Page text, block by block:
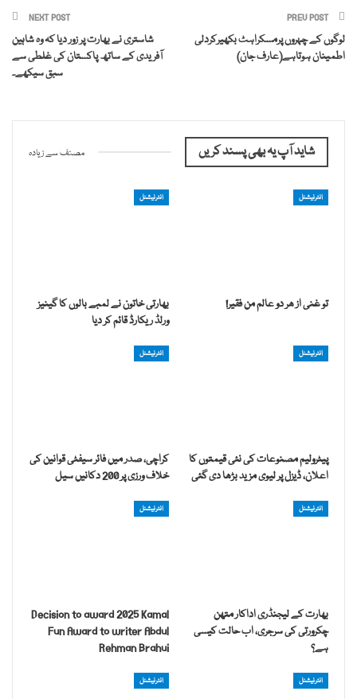
PREV POST
لوگوں کے چہروں پرمسکراہٹ بکھیرکردلی
اطمینان ہوتاہے(عارف جان)
NEXT POST
شاستری نے بھارت پر زور دیا کہ وہ شاہین
آفریدی کے ساتھ پاکستان کی غلطی سے
سبق سیکھے۔
شاید آپ یہ بھی پسند کریں مصنف سے زیادہ
انٹرنیشنل
تو غنی از ھر دو عالم من فقیر!
انٹرنیشنل
بھارتی خاتون نے لمبے بالوں کا گینیز
ورلڈ ریکارڈ قائم کر دیا
انٹرنیشنل
پیٹرولیم مصنوعات کی نئی قیمتوں کا
اعلان، ڈیزل پر لیوی مزید بڑھا دی گئی
انٹرنیشنل
کراچی، صدر میں فائر سیفٹی قوانین کی
خلاف ورزی پر 200 دکانیں سیل
انٹرنیشنل
بھارت کے لیجنڈری اداکار متھن
چکرورتی کی سرجری، اب حالت کیسی
ہے؟
انٹرنیشنل
Decision to award 2025 Kamal
Fun Award to writer Abdul
Rehman Brahui
انٹرنیشنل انٹرنیشنل